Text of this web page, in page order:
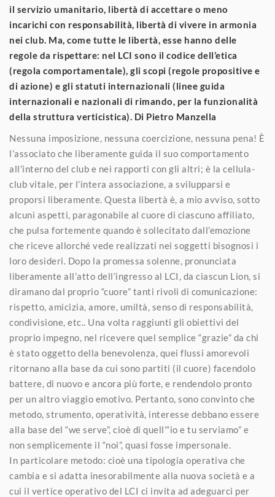
il servizio umanitario, libertà di accettare o meno
incarichi con responsabilità, libertà di vivere in armonia
nei club. Ma, come tutte le libertà, esse hanno delle
regole da rispettare: nel LCI sono il codice dell’etica
(regola comportamentale), gli scopi (regole propositive e
di azione) e gli statuti internazionali (linee guida
internazionali e nazionali di rimando, per la funzionalità
della struttura verticistica). Di Pietro Manzella
Nessuna imposizione, nessuna coercizione, nessuna pena! È
l’associato che liberamente guida il suo comportamento
all’interno del club e nei rapporti con gli altri; è la cellula-
club vitale, per l’intera associazione, a svilupparsi e
proporsi liberamente. Questa libertà è, a mio avviso, sotto
alcuni aspetti, paragonabile al cuore di ciascuno affiliato,
che pulsa fortemente quando è sollecitato dall’emozione
che riceve allorché vede realizzati nei soggetti bisognosi i
loro desideri. Dopo la promessa solenne, pronunciata
liberamente all’atto dell’ingresso al LCI, da ciascun Lion, si
diramano dal proprio “cuore” tanti rivoli di comunicazione:
rispetto, amicizia, amore, umiltà, senso di responsabilità,
condivisione, etc.. Una volta raggiunti gli obiettivi del
proprio impegno, nel ricevere quel semplice “grazie” da chi
è stato oggetto della benevolenza, quei flussi amorevoli
ritornano alla base da cui sono partiti (il cuore) facendolo
battere, di nuovo e ancora più forte, e rendendolo pronto
per un altro viaggio emotivo. Pertanto, sono convinto che
metodo, strumento, operatività, interesse debbano essere
alla base del “we serve”, cioè di quell’“io e tu serviamo” e
non semplicemente il “noi”, quasi fosse impersonale.
In particolare metodo: cioè una tipologia operativa che
cambia e si adatta inesorabilmente alla nuova società e a
cui il vertice operativo del LCI ci invita ad adeguarci per